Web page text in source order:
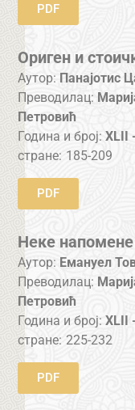
PDF
Ориген и
Аутор: Панајотис
Преводилац:
Петровић
Година и број:XLII
стране: 185-209
PDF
Неке напомене
Аутор: Емануел
Преводилац:
Петровић
Година и број:XLII
стране: 225-232
PDF